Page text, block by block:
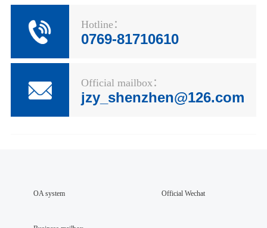
Hotline：
0769-81710610
Official mailbox：
jzy_shenzhen@126.com
OA system Official Wechat